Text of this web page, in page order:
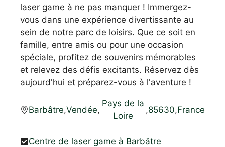
laser game à ne pas manquer ! Immergez-
vous dans une expérience divertissante au
sein de notre parc de loisirs. Que ce soit en
famille, entre amis ou pour une occasion
spéciale, profitez de souvenirs mémorables
et relevez des défis excitants. Réservez dès
aujourd'hui et préparez-vous à l'aventure !
Barbâtre,Vendée,
Pays de la
Loire
,85630,France
Centre de laser game à Barbâtre